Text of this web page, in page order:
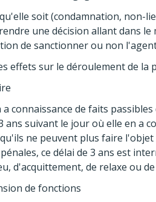
soit (condamnation, non-
une décision allant dans le
de sanctionner ou non
effets sur le déroulement de la
connaissance de faits
suivant le jour où elle en a
ne peuvent plus faire
ce délai de 3 ans est
d'acquittement, de relaxe ou
de fonctions